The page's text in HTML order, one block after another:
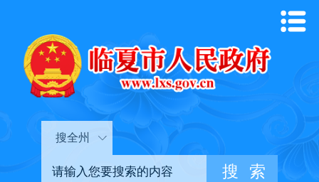
搜全州